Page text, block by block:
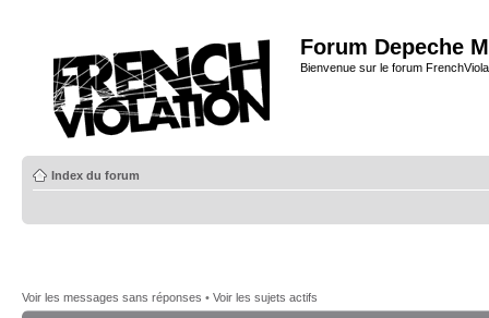
Forum Depeche
Bienvenue sur le forum
Index du forum
Voir les messages sans réponses • Voir les sujets actifs